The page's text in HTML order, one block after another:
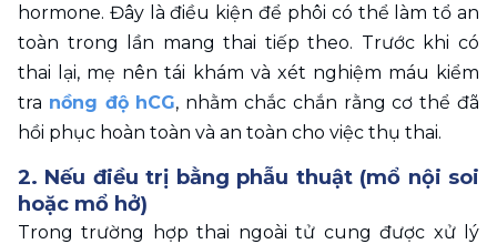
hormone. Đây là điều kiện để phôi có thể làm tổ an
toàn trong lần mang thai tiếp theo. Trước khi có
thai lại, mẹ nên tái khám và xét nghiệm máu kiểm
tra nồng độ hCG, nhằm chắc chắn rằng cơ thể đã
hồi phục hoàn toàn và an toàn cho việc thụ thai.
2. Nếu điều trị bằng phẫu thuật (mổ nội soi
hoặc mổ hở)
Trong trường hợp thai ngoài tử cung được xử lý